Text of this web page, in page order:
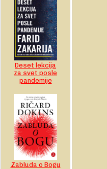
Deset lekcija
za svet posle
pandemije
Zabluda o Bogu